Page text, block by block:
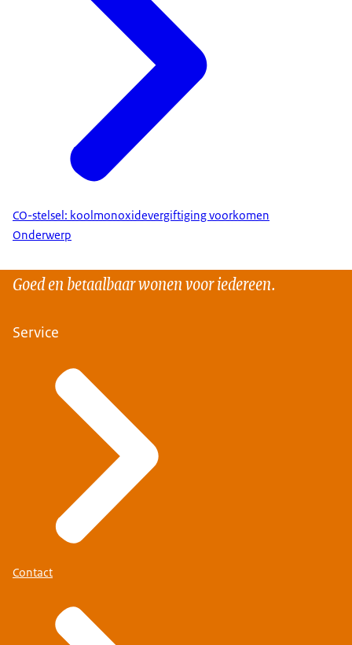
CO-stelsel: koolmonoxidevergiftiging voorkomen
Onderwerp
Goed en betaalbaar wonen voor iedereen.
Service
Contact